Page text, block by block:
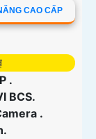
CAO CẤP
.
BCS.
.